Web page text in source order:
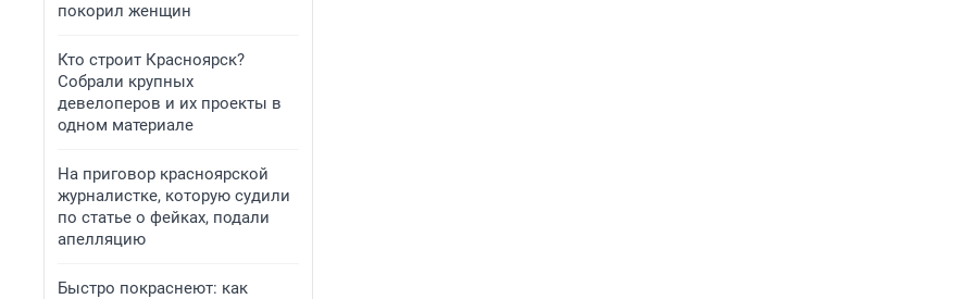
покорил женщин
Кто строит Красноярск?
Собрали крупных
девелоперов и их проекты в
одном материале
На приговор красноярской
журналистке, которую судили
по статье о фейках, подали
апелляцию
Быстро покраснеют: как